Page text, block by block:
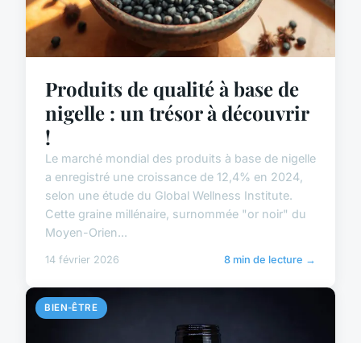
Produits de qualité à base de
nigelle : un trésor à découvrir
!
Le marché mondial des produits à base de nigelle
a enregistré une croissance de 12,4% en 2024,
selon une étude du Global Wellness Institute.
Cette graine millénaire, surnommée "or noir" du
Moyen-Orien...
14 février 2026 8 min de lecture →
BIEN-ÊTRE